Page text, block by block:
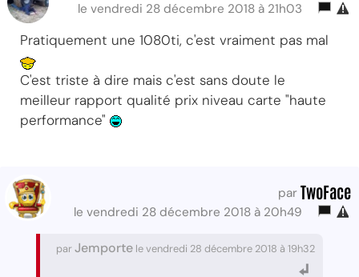
le vendredi 28 décembre 2018 à 21h03
Pratiquement une 1080ti, c'est vraiment pas mal
C'est triste à dire mais c'est sans doute le
meilleur rapport qualité prix niveau carte "haute
performance"
par TwoFace
le vendredi 28 décembre 2018 à 20h49
parJemporte le vendredi 28 décembre 2018 à 19h32